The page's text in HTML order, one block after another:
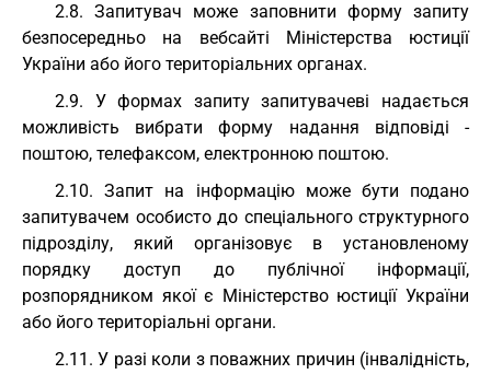
2.8. Запитувач може заповнити форму запиту
безпосередньо на вебсайті Міністерства юстиції
України або його територіальних органах.
2.9. У формах запиту запитувачеві надається
можливість вибрати форму надання відповіді -
поштою, телефаксом, електронною поштою.
2.10. Запит на інформацію може бути подано
запитувачем особисто до спеціального структурного
підрозділу, який організовує в установленому
порядку доступ до публічної інформації,
розпорядником якої є Міністерство юстиції України
або його територіальні органи.
2.11. У разі коли з поважних причин (інвалідність,